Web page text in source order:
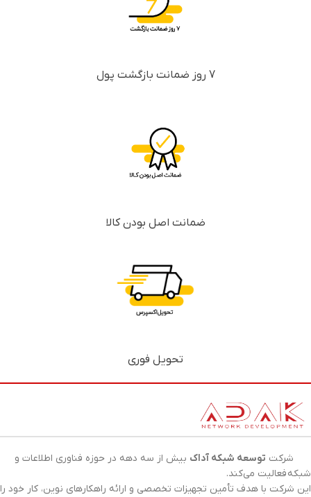
7 روز ضمانت بازگشت پول
ضمانت اصل بودن کالا
تحویل فوری
شرکت توسعه شبکه آداک بیش از سه دهه در حوزه فناوری اطلاعات و
شبکهفعالیت می‌کند.
این شرکت با هدف تأمین تجهیزات تخصصی و ارائه راهکارهای نوین، کار خود را